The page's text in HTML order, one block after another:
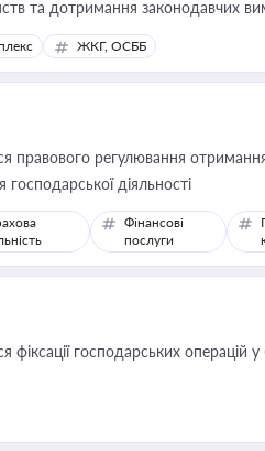
та дотримання законодавчих
ЖКГ, ОСББ
правового регулювання
діяльності
Фінансові
послуги
фіксації господарських